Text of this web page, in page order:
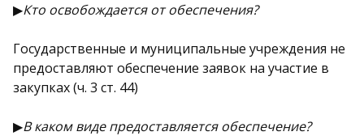
▶Кто освобождается от обеспечения?
Государственные и муниципальные учреждения не
предоставляют обеспечение заявок на участие в
закупках (ч. 3 ст. 44)
▶В каком виде предоставляется обеспечение?